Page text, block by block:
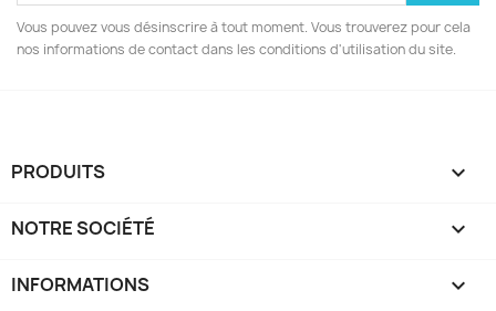
Vous pouvez vous désinscrire à tout moment. Vous trouverez pour cela
nos informations de contact dans les conditions d'utilisation du site.
PRODUITS 
NOTRE SOCIÉTÉ 
INFORMATIONS keyboard_arrow_down